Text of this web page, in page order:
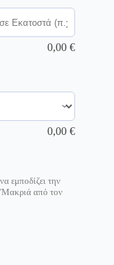
0,00€
0,00€
εμποδίζει την
από τον